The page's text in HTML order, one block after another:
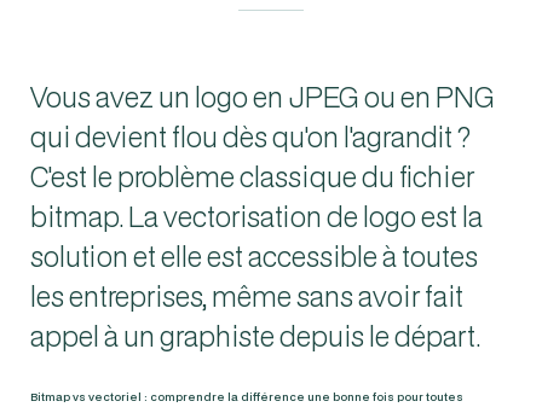
Vous avez un logo en JPEG ou en PNG
qui devient flou dès qu'on l'agrandit ?
C'est le problème classique du fichier
bitmap. La vectorisation de logo est la
solution et elle est accessible à toutes
les entreprises, même sans avoir fait
appel à un graphiste depuis le départ.
Bitmap vs vectoriel : comprendre la différence une bonne fois pour toutes